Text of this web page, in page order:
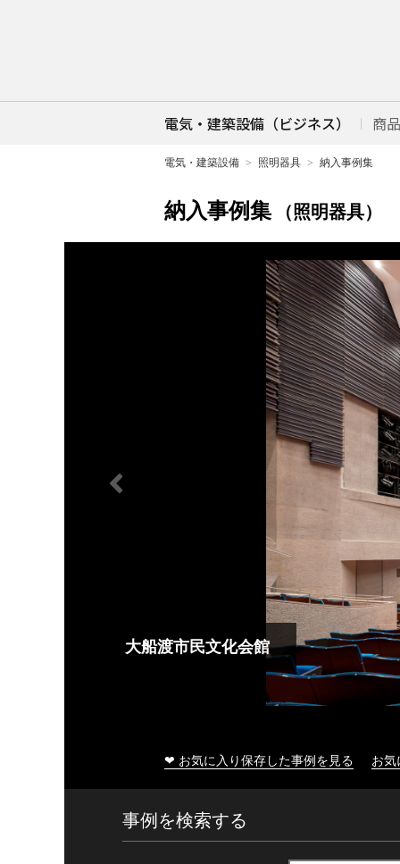
電気・建築設備（ビジネス） 商
電気・建築設備 照明器具 納入事例集
納入事例集 （照明器具）
大船渡市民文化会館
❤ お気に入り保存した事例を見る お
事例を検索する